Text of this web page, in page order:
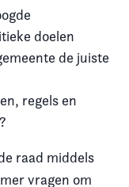
doelen
de juiste
regels en
raad middels
vragen om